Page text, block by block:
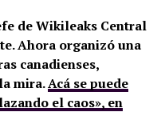
de Wikileaks Central
Ahora organizó una
canadienses,
mira.Acá se puede
el caos», en